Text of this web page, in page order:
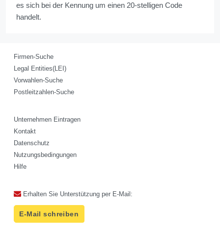
es sich bei der Kennung um einen 20-stelligen Code
handelt.
Firmen-Suche
Legal Entities(LEI)
Vorwahlen-Suche
Postleitzahlen-Suche
Unternehmen Eintragen
Kontakt
Datenschutz
Nutzungsbedingungen
Hilfe
Erhalten Sie Unterstützung per E-Mail:
E-Mail schreiben